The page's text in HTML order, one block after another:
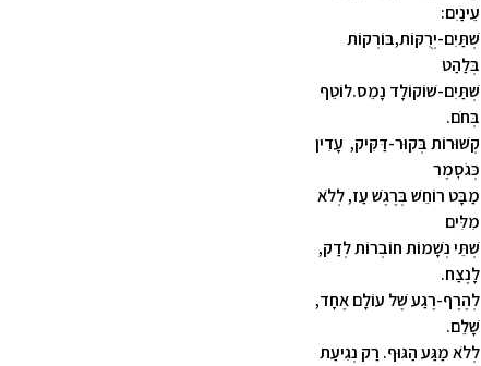
עֵינַיִם:
שְׁתַּיִם-יְרֻקּוֹת,בּוֹרְקוֹת
בְּלַהַט
שְׁתַּיִם-שׁוֹקוֹלָד נָמֵס.לוֹטֵף
בְּחֹם.
קְשׁוּרוֹת בְּקוּר-דַּקִּיק, עָדִין
כְּגֹסׇמֶר
מַבָּט רוֹחֵשׁ בְּרֶגֶשׁ עַז, לְלֹא
מִלִּים
שְׁתֵּי נְשָׁמוֹת חוֹבְרוֹת לְדַק,
לָנֶצַח.
לְהֶרֶף-רֶגַע שֶׁל עוֹלָם אֶחָד,
שָׁלֵם.
לְלֹא מַגַּע הַגּוּף. רַק נְגִיעַת